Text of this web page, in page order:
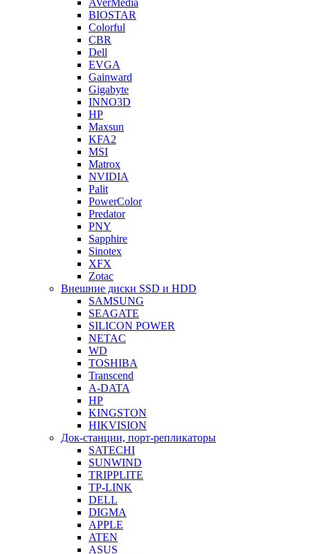
AVerMedia
BIOSTAR
Colorful
CBR
Dell
EVGA
Gainward
Gigabyte
INNO3D
HP
Maxsun
KFA2
MSI
Matrox
NVIDIA
Palit
PowerColor
Predator
PNY
Sapphire
Sinotex
XFX
Zotac
Внешние диски SSD и HDD
SAMSUNG
SEAGATE
SILICON POWER
NETAC
WD
TOSHIBA
Transcend
A-DATA
HP
KINGSTON
HIKVISION
Док-станции, порт-репликаторы
SATECHI
SUNWIND
TRIPPLITE
TP-LINK
DELL
DIGMA
APPLE
ATEN
ASUS